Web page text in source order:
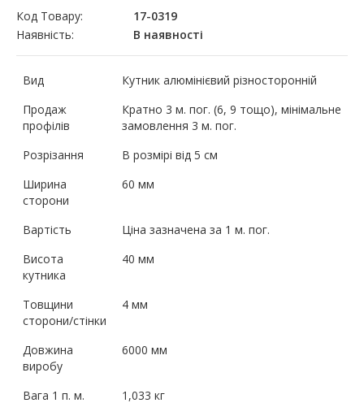
Код Товару:
17-0319
Наявність:
В наявності
Вид
Кутник алюмінієвий різносторонній
Продаж
профілів
Кратно 3 м. пог. (6, 9 тощо), мінімальне
замовлення 3 м. пог.
Розрізання
В розмірі від 5 см
Ширина
сторони
60 мм
Вартість
Ціна зазначена за 1 м. пог.
Висота
кутника
40 мм
Товщини
сторони/стінки
4 мм
Довжина
виробу
6000 мм
Вага 1 п. м.
1,033 кг